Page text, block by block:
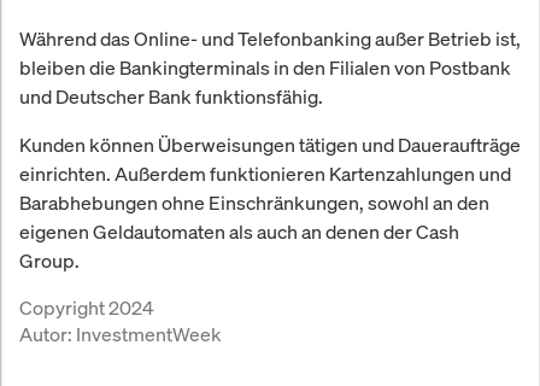
Während das Online- und Telefonbanking außer Betrieb ist,
bleiben die Bankingterminals in den Filialen von Postbank
und Deutscher Bank funktionsfähig.
Kunden können Überweisungen tätigen und Daueraufträge
einrichten. Außerdem funktionieren Kartenzahlungen und
Barabhebungen ohne Einschränkungen, sowohl an den
eigenen Geldautomaten als auch an denen der Cash
Group.
Copyright 2024
Autor: InvestmentWeek